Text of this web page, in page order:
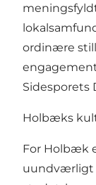
ordinære
Sidesporets
Holbæks
For Holbæk
uundværligt